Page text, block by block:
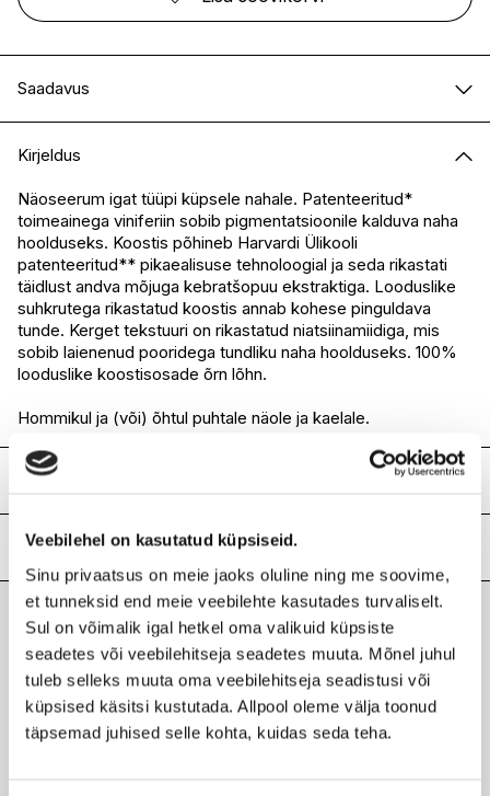
Veebilehel on kasutatud küpsiseid.
Sinu privaatsus on meie jaoks oluline ning me soovime,
et tunneksid end meie veebilehte kasutades turvaliselt.
Sul on võimalik igal hetkel oma valikuid küpsiste
seadetes või veebilehitseja seadetes muuta. Mõnel juhul
tuleb selleks muuta oma veebilehitseja seadistusi või
küpsised käsitsi kustutada. Allpool oleme välja toonud
täpsemad juhised selle kohta, kuidas seda teha.
Saadavus
I.L.U. Kristiine
I.L.U. Ülemiste
Saadaval
I.L.U. Rocca
Saadaval
I.L.U. Lõunakeskus
Ei ole saadaval
I.L.U. Pärnu
Ei ole saadaval
Kirjeldus
Näoseerum igat tüüpi küpsele nahale. Patenteeritud*
toimeainega viniferiin sobib pigmentatsioonile kalduva naha
hoolduseks. Koostis põhineb Harvardi Ülikooli
patenteeritud** pikaealisuse tehnoloogial ja seda rikastati
täidlust andva mõjuga kebratšopuu ekstraktiga. Looduslike
suhkrutega rikastatud koostis annab kohese pinguldava
tunde. Kerget tekstuuri on rikastatud niatsiinamiidiga, mis
sobib laienenud pooridega tundliku naha hoolduseks. 100%
looduslike koostisosade õrn lõhn.
Hommikul ja (või) õhtul puhtale näole ja kaelale.
Koostis
NIACINAMIDE, PALMITOYL GRAPEVINE SHOOT EXTRACT,
PALMITOYL GRAPE SEED EXTRACT, CAPRYLIC/CAPRIC
TRIGLYCERIDE, CAPRYLYL GLYCOL, GLYCERYL
CAPRYLATE/CAPRATE, SODIUM HYALURONATE,
CARBOMER, POLYACRYLATE CROSSPOLYMER-6,
HYDROXYETHYL ACRYLATE/SODIUM
ACRYLOYLDIMETHYL TAURATE COPOLYMER,
HELIANTHUS ANNUUS (SUNFLOWER) SEED OIL,
TOCOPHEROL, HYDROLYZED HYALURONIC ACID,
MAGNOLIA OFFICINALIS BARK EXTRACT, PAEONIA
Lisainfo
Kaubamärk
CAUDALIE
Laokood
H0205962
Ribakood
3522930004561
Viimati vaadatud tooted